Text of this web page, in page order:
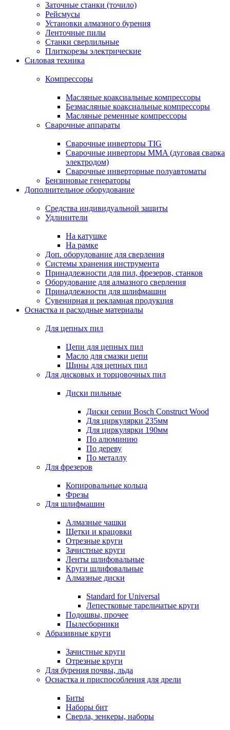
Заточные станки (точило)
Рейсмусы
Установки алмазного бурения
Ленточные пилы
Станки сверлильные
Плиткорезы электрические
Силовая техника
Компрессоры
Масляные коаксиальные компрессоры
Безмасляные коаксиальные компрессоры
Масляные ременные компрессоры
Сварочные аппараты
Сварочные инверторы TIG
Сварочные инверторы MMA (дуговая сварка
электродом)
Сварочные инверторные полуавтоматы
Бензиновые генераторы
Дополнительное оборудование
Средства индивидуальной защиты
Удлинители
На катушке
На рамке
Доп. оборудование для сверления
Системы хранения инструмента
Принадлежности для пил, фрезеров, станков
Оборудование для алмазного сверления
Принадлежности для шлифмашин
Сувенирная и рекламная продукция
Оснастка и расходные материалы
Для цепных пил
Цепи для цепных пил
Масло для смазки цепи
Шины для цепных пил
Для дисковых и торцовочных пил
Диски пильные
Диски серии Bosch Construct Wood
Для циркулярки 235мм
Для циркулярки 190мм
По алюминию
По дереву
По металлу
Для фрезеров
Копировальные кольца
Фрезы
Для шлифмашин
Алмазные чашки
Щетки и крацовки
Отрезные круги
Зачистные круги
Ленты шлифовальные
Круги шлифовальные
Алмазные диски
Standard for Universal
Лепестковые тарельчатые круги
Подошвы, прочее
Пылесборники
Абразивные круги
Зачистные круги
Отрезные круги
Для бурения почвы, льда
Оснастка и приспособления для дрели
Биты
Наборы бит
Сверла, зенкеры, наборы